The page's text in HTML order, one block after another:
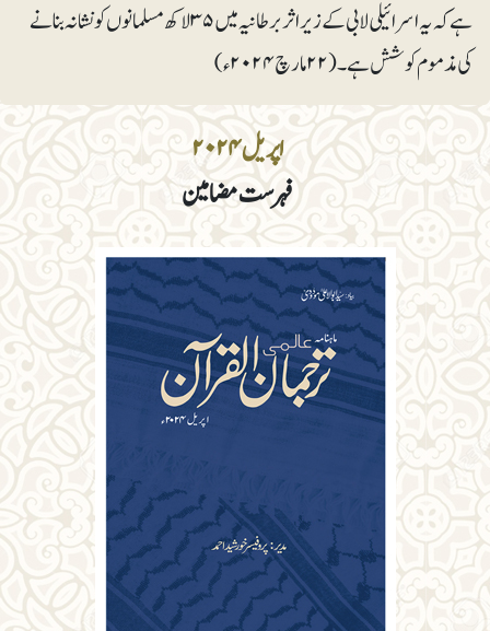
اپریل ۲۰۲۴
فہرست مضامین
ہے کہ یہ اسرائیلی لابی کے زیراثربرطانیہ میں ۳۵لاکھ مسلمانوں کو نشانہ بنانے
کی مذموم کوشش ہے۔ (۲۲مارچ ۲۰۲۴ء)